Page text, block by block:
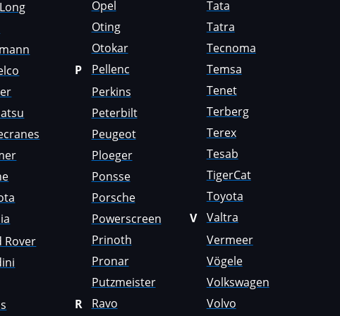
Rover
Opel
Oting
Otokar
P
Pellenc
Perkins
Peterbilt
Peugeot
Ploeger
Ponsse
Porsche
Powerscreen
Prinoth
Pronar
Putzmeister
R
Ravo
Tata
Tatra
Tecnoma
Temsa
Tenet
Terberg
Terex
Tesab
TigerCat
Toyota
V
Valtra
Vermeer
Vögele
Volkswagen
Volvo